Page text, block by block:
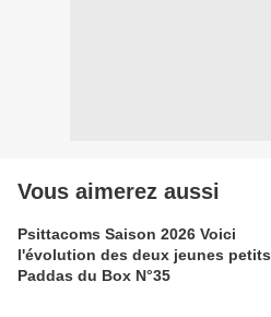
Vous aimerez aussi
Psittacoms Saison 2026 Voici
l'évolution des deux jeunes petits
Paddas du Box N°35